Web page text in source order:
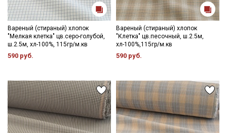
Вареный (стираный) хлопок
"Мелкая клетка" цв.серо-голубой,
ш.2.5м, хл-100%, 115гр/м.кв
590 руб.
Вареный (стираный) хлопок
"Клетка" цв.песочный, ш.2.5м,
хл-100%,115гр/м.кв
590 руб.